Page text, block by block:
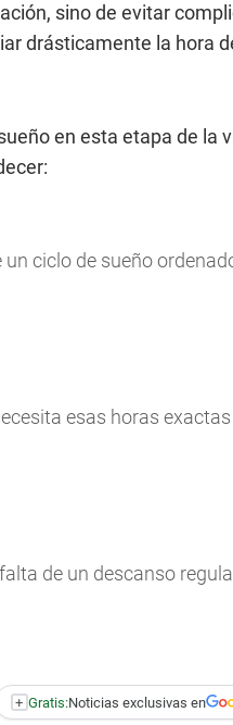
sino de evitar
drásticamente la hora
en esta etapa de la
un ciclo de sueño
esas horas
falta de un descanso
+ Gratis:Noticias exclusivas en